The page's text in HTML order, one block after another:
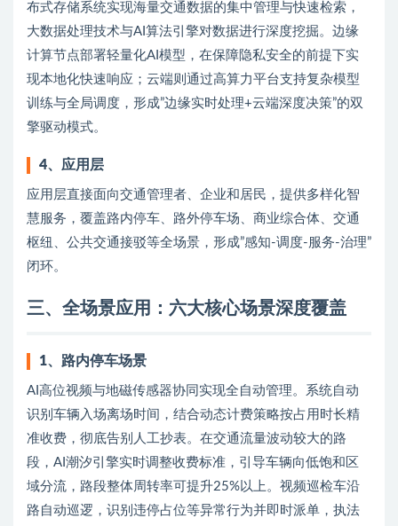
布式存储系统实现海量交通数据的集中管理与快速检索，
大数据处理技术与AI算法引擎对数据进行深度挖掘。边缘
计算节点部署轻量化AI模型，在保障隐私安全的前提下实
现本地化快速响应；云端则通过高算力平台支持复杂模型
训练与全局调度，形成”边缘实时处理+云端深度决策”的双
擎驱动模式。
4、应用层
应用层直接面向交通管理者、企业和居民，提供多样化智
慧服务，覆盖路内停车、路外停车场、商业综合体、交通
枢纽、公共交通接驳等全场景，形成”感知-调度-服务-治理”
闭环。
三、全场景应用：六大核心场景深度覆盖
1、路内停车场景
AI高位视频与地磁传感器协同实现全自动管理。系统自动
识别车辆入场离场时间，结合动态计费策略按占用时长精
准收费，彻底告别人工抄表。在交通流量波动较大的路
段，AI潮汐引擎实时调整收费标准，引导车辆向低饱和区
域分流，路段整体周转率可提升25%以上。视频巡检车沿
路自动巡逻，识别违停占位等异常行为并即时派单，执法